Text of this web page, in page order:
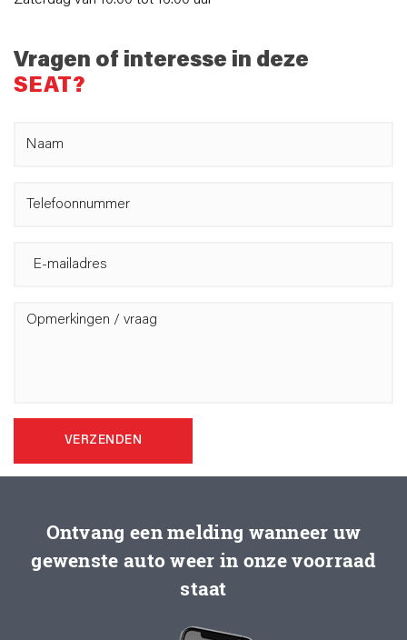
Vragen of interesse in deze
SEAT?
VERZENDEN
Ontvang een melding wanneer uw
gewenste auto weer in onze voorraad
staat